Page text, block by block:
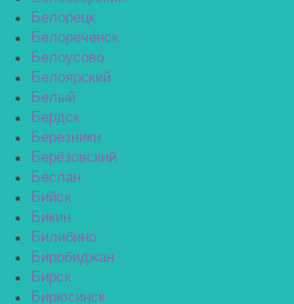
Белорецк
Белореченск
Белоусово
Белоярский
Белый
Бердск
Березники
Берёзовский
Беслан
Бийск
Бикин
Билибино
Биробиджан
Бирск
Бирюсинск